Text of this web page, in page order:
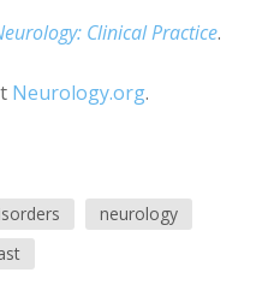
Clinical Practice.
Neurology.org.
neurology